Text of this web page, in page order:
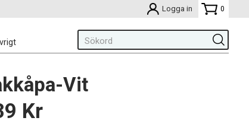
Logga in 0
Vit
Kr